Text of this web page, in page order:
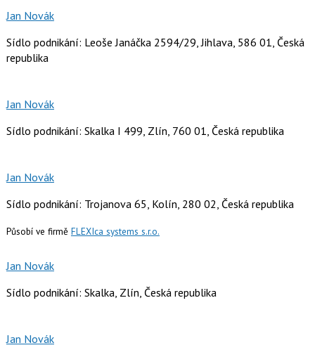
Jan Novák
Sídlo podnikání: Leoše Janáčka 2594/29, Jihlava, 586 01, Česká
republika
Jan Novák
Sídlo podnikání: Skalka I 499, Zlín, 760 01, Česká republika
Jan Novák
Sídlo podnikání: Trojanova 65, Kolín, 280 02, Česká republika
Působí ve firmě FLEXIca systems s.r.o.
Jan Novák
Sídlo podnikání: Skalka, Zlín, Česká republika
Jan Novák